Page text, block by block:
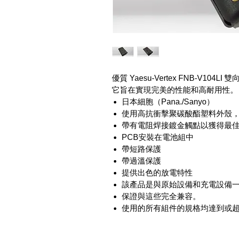
優質 Yaesu-Vertex FNB-V104LI 雙
它旨在實現完美的性能和高耐用性。
日本細胞（Pana./Sanyo）
使用高抗衝擊聚碳酸酯塑料外殼
帶有電阻焊接鍍金觸點以獲得最
PCB安裝在電池組中
帶短路保護
帶過溫保護
提供出色的放電特性
該產品是與原始設備和充電設備
保證與這些完全兼容。
使用的所有組件的規格均達到或